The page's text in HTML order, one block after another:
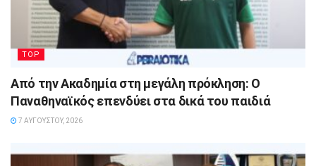
TOP
Από την Ακαδημία στη μεγάλη πρόκληση: Ο
Παναθηναϊκός επενδύει στα δικά του παιδιά
7 ΑΥΓΟΎΣΤΟΥ, 2026